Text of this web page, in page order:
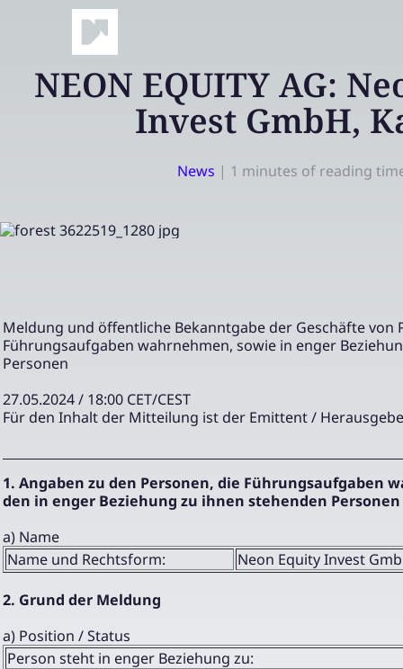
NEON EQUITY AG:
Invest GmbH,
News | 1 minutes of reading
Meldung und öffentliche Bekanntgabe der Geschäfte von
Führungsaufgaben wahrnehmen, sowie in enger
Personen
27.05.2024 / 18:00 CET/CEST
Für den Inhalt der Mitteilung ist der Emittent /
1. Angaben zu den Personen, die Führungsaufgaben
den in enger Beziehung zu ihnen stehenden Personen
a) Name
Name und Rechtsform:
Neon Equity Invest
2. Grund der Meldung
a) Position / Status
Person steht in enger Beziehung zu: